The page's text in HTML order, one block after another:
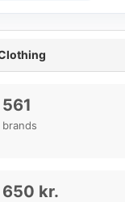
561
brands
650 kr.